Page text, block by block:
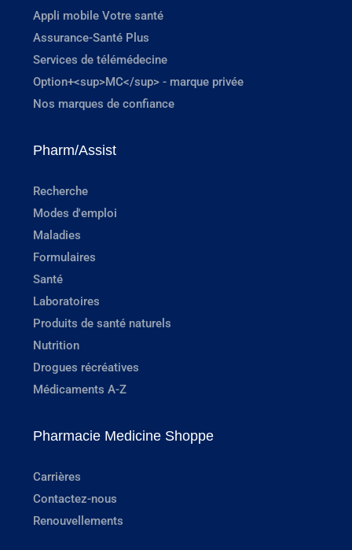
Appli mobile Votre santé
Assurance-Santé Plus
Services de télémédecine
Option+<sup>MC</sup> - marque privée
Nos marques de confiance
Pharm/Assist
Recherche
Modes d'emploi
Maladies
Formulaires
Santé
Laboratoires
Produits de santé naturels
Nutrition
Drogues récréatives
Médicaments A-Z
Pharmacie Medicine Shoppe
Carrières
Contactez-nous
Renouvellements